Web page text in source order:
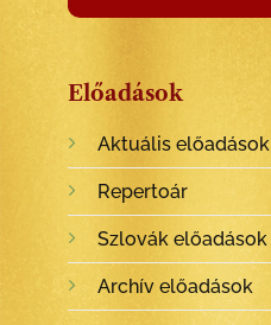
Előadások
Aktuális előadások
Repertoár
Szlovák előadások
Archív előadások